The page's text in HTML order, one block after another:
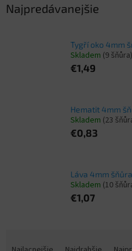
Najpredávanejšie
Tygří oko 4mm
Skladem (9 šňůra)
€1,49
Hematit 4mm
Skladem (23
€0,83
Láva 4mm
Skladem (10
€1,07